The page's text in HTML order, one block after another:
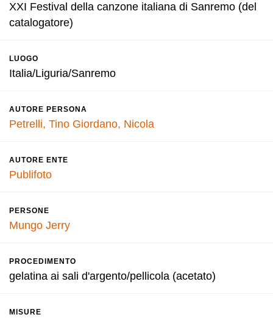
XXI Festival della canzone italiana di Sanremo (del
catalogatore)
LUOGO
Italia/Liguria/Sanremo
AUTORE PERSONA
Petrelli, Tino Giordano, Nicola
AUTORE ENTE
Publifoto
PERSONE
Mungo Jerry
PROCEDIMENTO
gelatina ai sali d'argento/pellicola (acetato)
MISURE